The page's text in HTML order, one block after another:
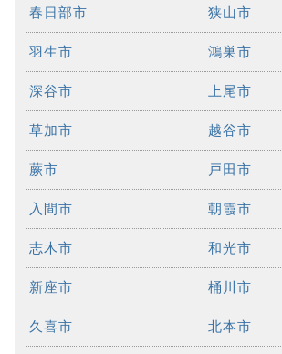
春日部市 狭山市
羽生市 鴻巣市
深谷市 上尾市
草加市 越谷市
蕨市 戸田市
入間市 朝霞市
志木市 和光市
新座市 桶川市
久喜市 北本市